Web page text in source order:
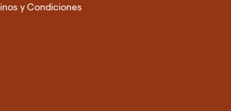
y Condiciones